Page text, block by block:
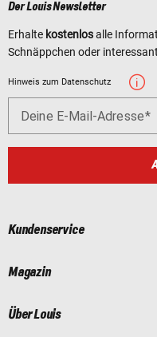
Der Louis Newsletter
Erhalte kostenlosalle
Schnäppchen oder
Hinweis zum Datenschutz
Deine E-Mail-Adresse
Kundenservice
Magazin
Über Louis